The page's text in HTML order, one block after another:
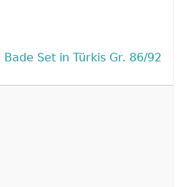
Bade Set in Türkis Gr. 86/92